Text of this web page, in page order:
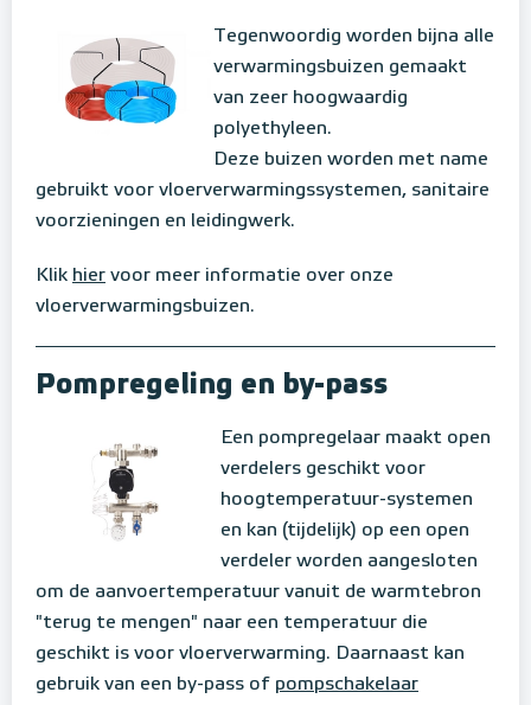
Tegenwoordig worden bijna alle
verwarmingsbuizen gemaakt
van zeer hoogwaardig
polyethyleen.
Deze buizen worden met name
gebruikt voor vloerverwarmingssystemen, sanitaire
voorzieningen en leidingwerk.
Klik hier voor meer informatie over onze
vloerverwarmingsbuizen.
Pompregeling en by-pass
Een pompregelaar maakt open
verdelers geschikt voor
hoogtemperatuur-systemen
en kan (tijdelijk) op een open
verdeler worden aangesloten
om de aanvoertemperatuur vanuit de warmtebron
"terug te mengen" naar een temperatuur die
geschikt is voor vloerverwarming. Daarnaast kan
gebruik van een by-pass of pompschakelaar